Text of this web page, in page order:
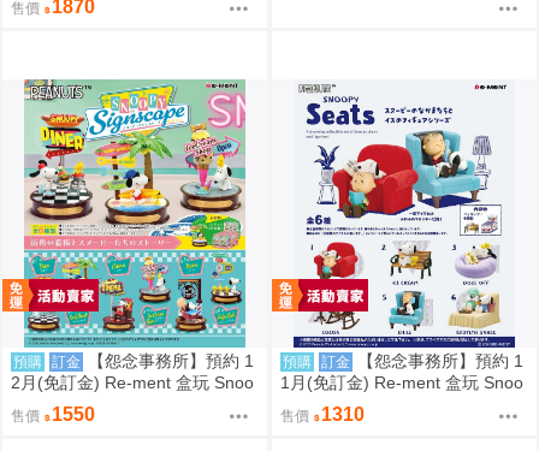
售價 1870
預購 訂金
【怨念事務所】預約 1
2月(免訂金) Re-ment 盒玩 Snoo
py 史努比 街角招牌場景 中盒6入
0823
售價 1550
預購 訂金
【怨念事務所】預約 1
1月(免訂金) Re-ment 盒玩 Snoo
py 史努比 悠閒座椅場景 中盒6入
0823
售價 1310